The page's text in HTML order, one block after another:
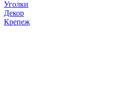
Уголки
Декор
Крепеж